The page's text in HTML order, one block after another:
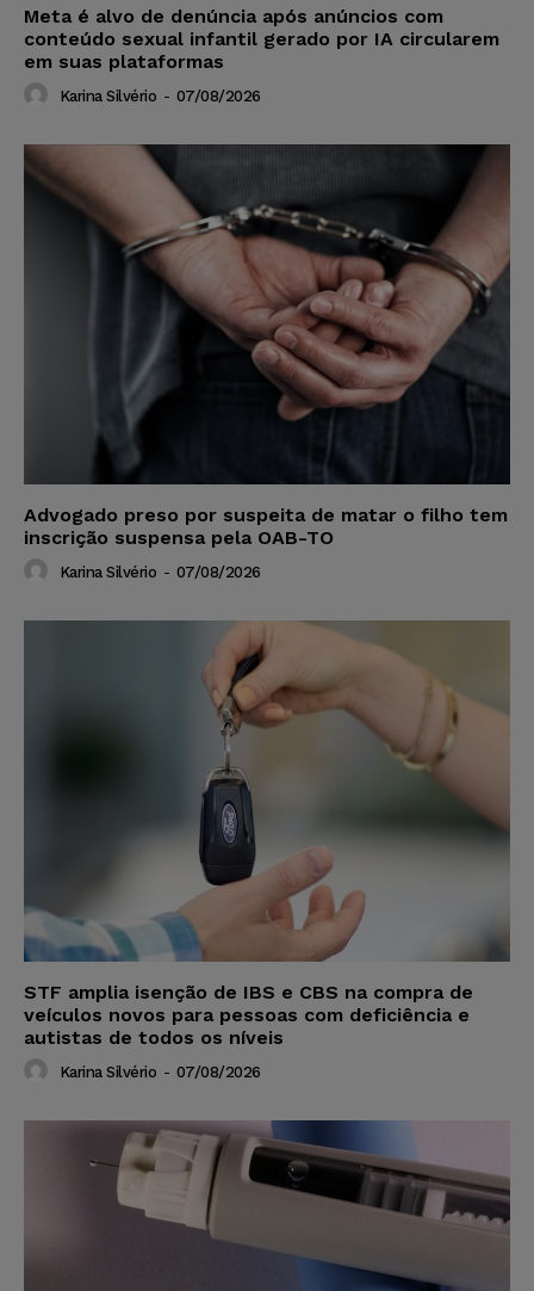
Meta é alvo de denúncia após anúncios com
conteúdo sexual infantil gerado por IA circularem
em suas plataformas
Karina Silvério - 07/08/2026
Advogado preso por suspeita de matar o filho tem
inscrição suspensa pela OAB-TO
Karina Silvério - 07/08/2026
STF amplia isenção de IBS e CBS na compra de
veículos novos para pessoas com deficiência e
autistas de todos os níveis
Karina Silvério - 07/08/2026